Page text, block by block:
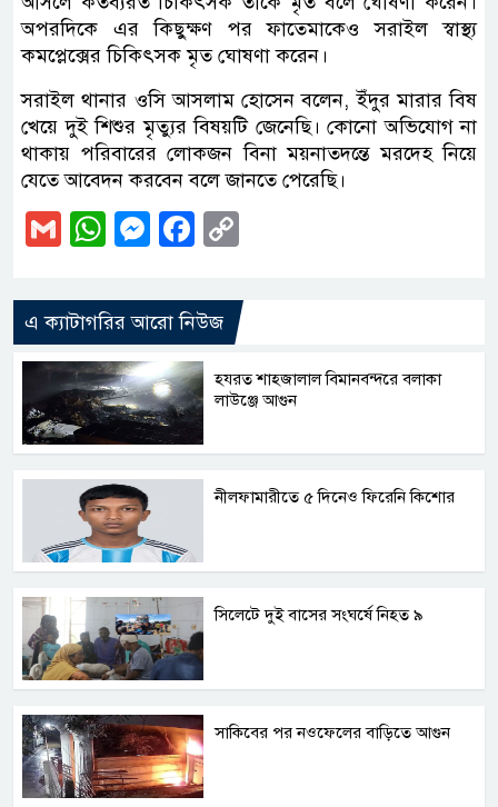
অপরদিকে এর কিছুক্ষণ পর ফাতেমাকেও সরাইল স্বাস্থ্য
কমপ্লেক্সের চিকিৎসক মৃত ঘোষণা করেন।
সরাইল থানার ওসি আসলাম হোসেন বলেন, ইঁদুর মারার বিষ
খেয়ে দুই শিশুর মৃত্যুর বিষয়টি জেনেছি। কোনো অভিযোগ না
থাকায় পরিবারের লোকজন বিনা ময়নাতদন্তে মরদেহ নিয়ে
যেতে আবেদন করবেন বলে জানতে পেরেছি।
GmailWhatsApp
Messenger
Facebook
এ ক্যাটাগরির আরো নিউজ
হযরত শাহজালাল বিমানবন্দরে বলাকা
লাউঞ্জে আগুন
নীলফামারীতে ৫ দিনেও ফিরেনি কিশোর
সিলেটে দুই বাসের সংঘর্ষে নিহত ৯
সাকিবের পর নওফেলের বাড়িতে আগুন